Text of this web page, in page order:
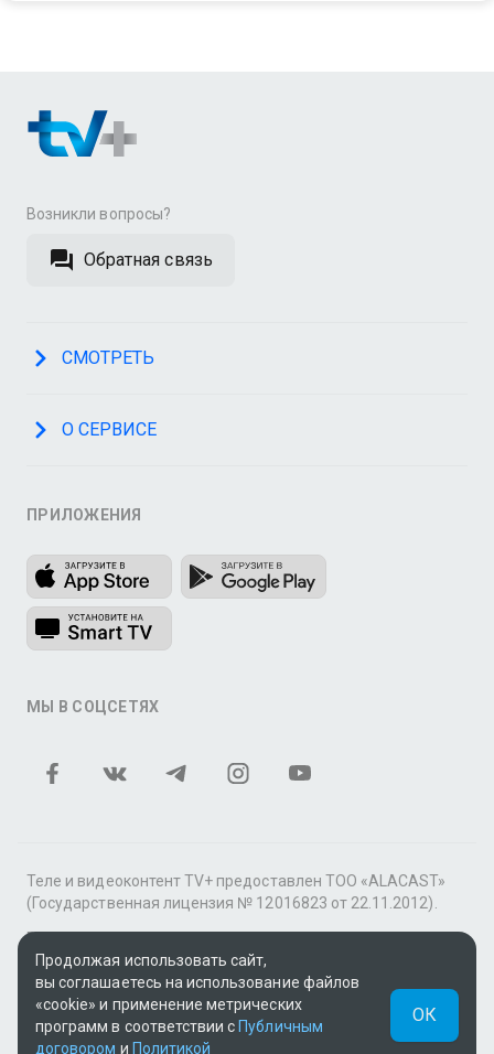
Возникли вопросы?
Обратная связь
СМОТРЕТЬ
О СЕРВИСЕ
ПРИЛОЖЕНИЯ
МЫ В СОЦСЕТЯХ
Теле и видеоконтент TV+ предоставлен ТОО «ALACAST»
(Государственная лицензия № 12016823 от 22.11.2012).
В рамках услуги «Видео по подписке» для «Пакета
фильмов и сериалов tv+» контент предоставляется
онлайн-кинотеатром MEGOGO.
Поддержка: tvplus@telecom.kz
UUID: ea197fd2-8a6b-4c8a-b7f2-b74e5e6c385c
Продолжая использовать сайт,
вы соглашаетесь на использование файлов
«cookie» и применение метрических
программ в соответствии с Публичным
договором и Политикой
ОК